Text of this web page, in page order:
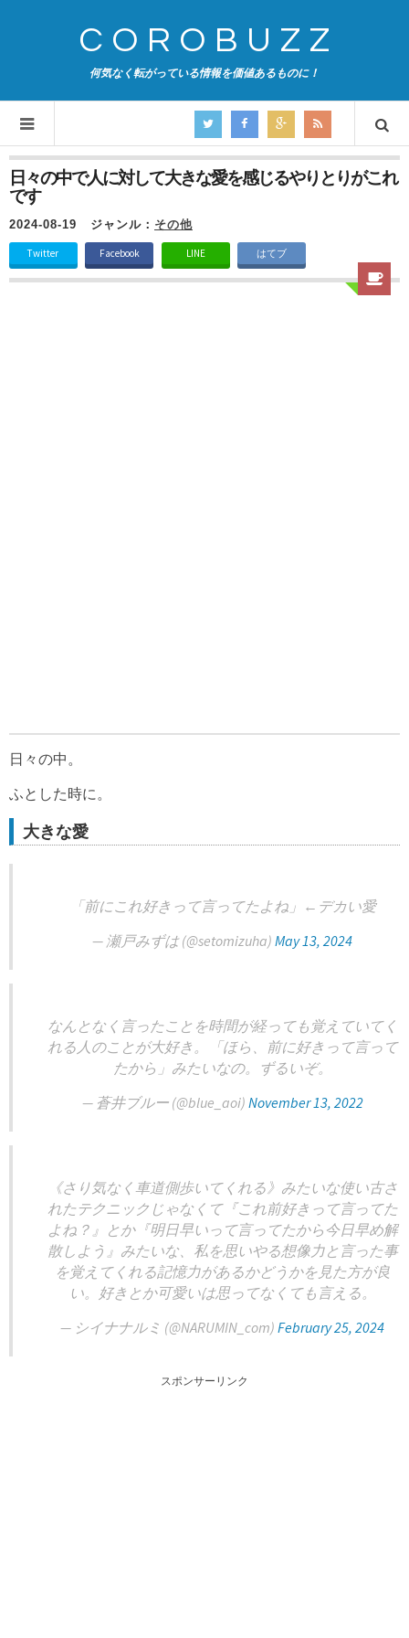
COROBUZZ
何気なく転がっている情報を価値あるものに！
日々の中で人に対して大きな愛を感じるやりとりがこれ
です
2024-08-19 ジャンル： その他
Twitter Facebook LINE はてブ
日々の中。
ふとした時に。
大きな愛
「前にこれ好きって言ってたよね」←デカい愛
— 瀬戸みずは (@setomizuha) May 13, 2024
なんとなく言ったことを時間が経っても覚えていてく
れる人のことが大好き。「ほら、前に好きって言って
たから」みたいなの。ずるいぞ。
— 蒼井ブルー (@blue_aoi) November 13, 2022
《さり気なく車道側歩いてくれる》みたいな使い古さ
れたテクニックじゃなくて『これ前好きって言ってた
よね？』とか『明日早いって言ってたから今日早め解
散しよう』みたいな、私を思いやる想像力と言った事
を覚えてくれる記憶力があるかどうかを見た方が良
い。好きとか可愛いは思ってなくても言える。
— シイナナルミ (@NARUMIN_com) February 25, 2024
スポンサーリンク